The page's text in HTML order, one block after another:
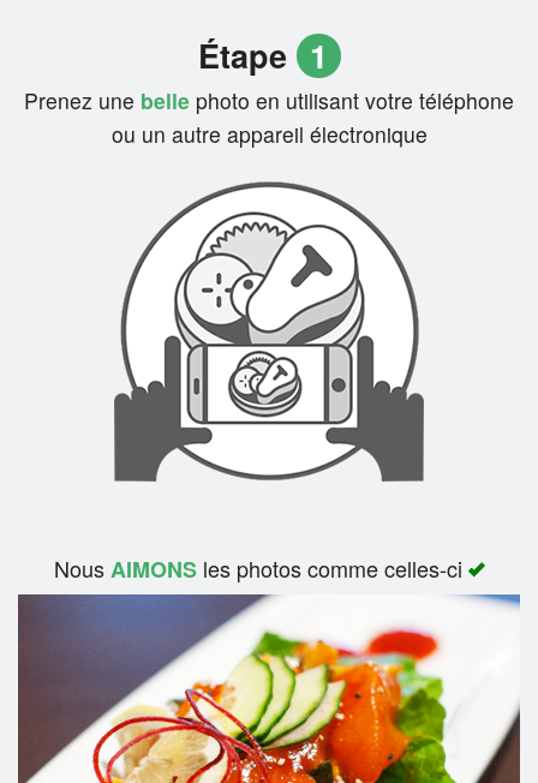
Panier (0)
Rechercher
Étape 1
Prenez une belle photo en utilisant votre téléphone
ou un autre appareil électronique
NousAIMONSles photos comme celles-ci